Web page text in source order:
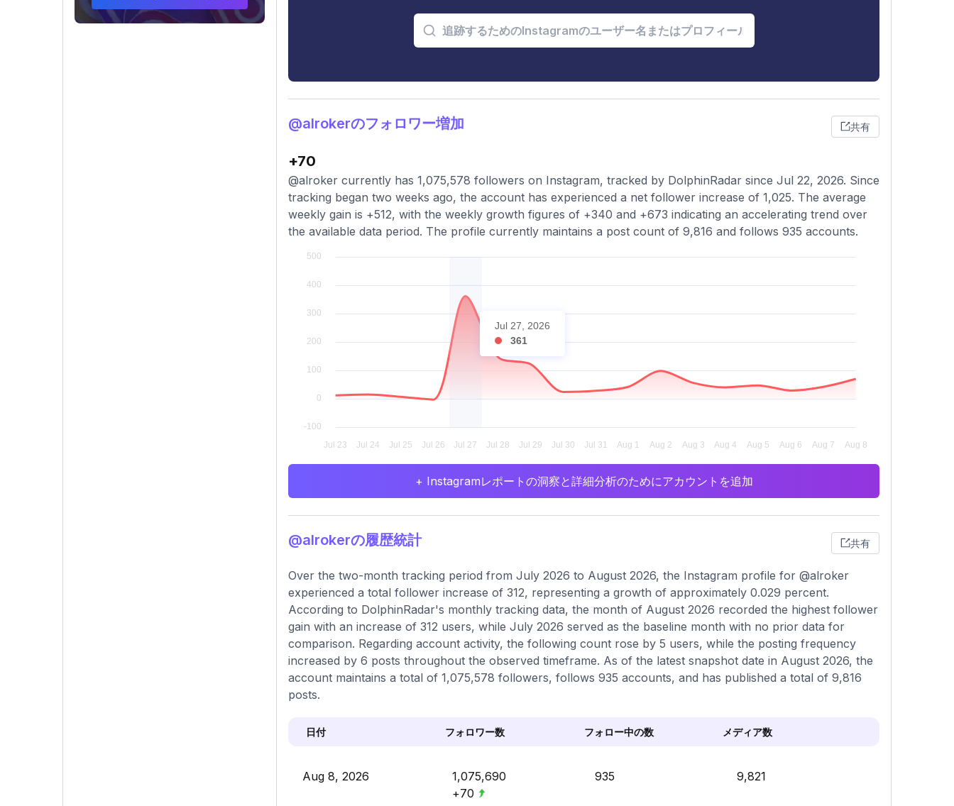
@alrokerのフォロワー増加 共有
+70
@alroker currently has 1,075,578 followers on Instagram, tracked by DolphinRadar since Jul 22, 2026. Since
tracking began two weeks ago, the account has experienced a net follower increase of 1,025. The average
weekly gain is +512, with the weekly growth figures of +340 and +673 indicating an accelerating trend over
the available data period. The profile currently maintains a post count of 9,816 and follows 935 accounts.
Jul 27, 2026
361
+ Instagramレポートの洞察と詳細分析のためにアカウントを追加
@alrokerの履歴統計 共有
Over the two-month tracking period from July 2026 to August 2026, the Instagram profile for @alroker
experienced a total follower increase of 312, representing a growth of approximately 0.029 percent.
According to DolphinRadar's monthly tracking data, the month of August 2026 recorded the highest follower
gain with an increase of 312 users, while July 2026 served as the baseline month with no prior data for
comparison. Regarding account activity, the following count rose by 5 users, while the posting frequency
increased by 6 posts throughout the observed timeframe. As of the latest snapshot date in August 2026, the
account maintains a total of 1,075,578 followers, follows 935 accounts, and has published a total of 9,816
posts.
日付 フォロワー数 フォロー中の数 メディア数
Aug 8, 2026
1,075,690
+70
935 9,821